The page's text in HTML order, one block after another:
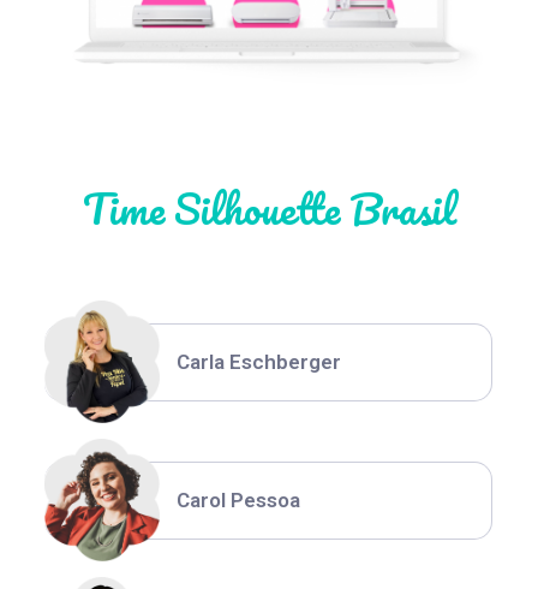
Time Silhouette Brasil
Thiara Ney
Carla Eschberger
Carol Pessoa